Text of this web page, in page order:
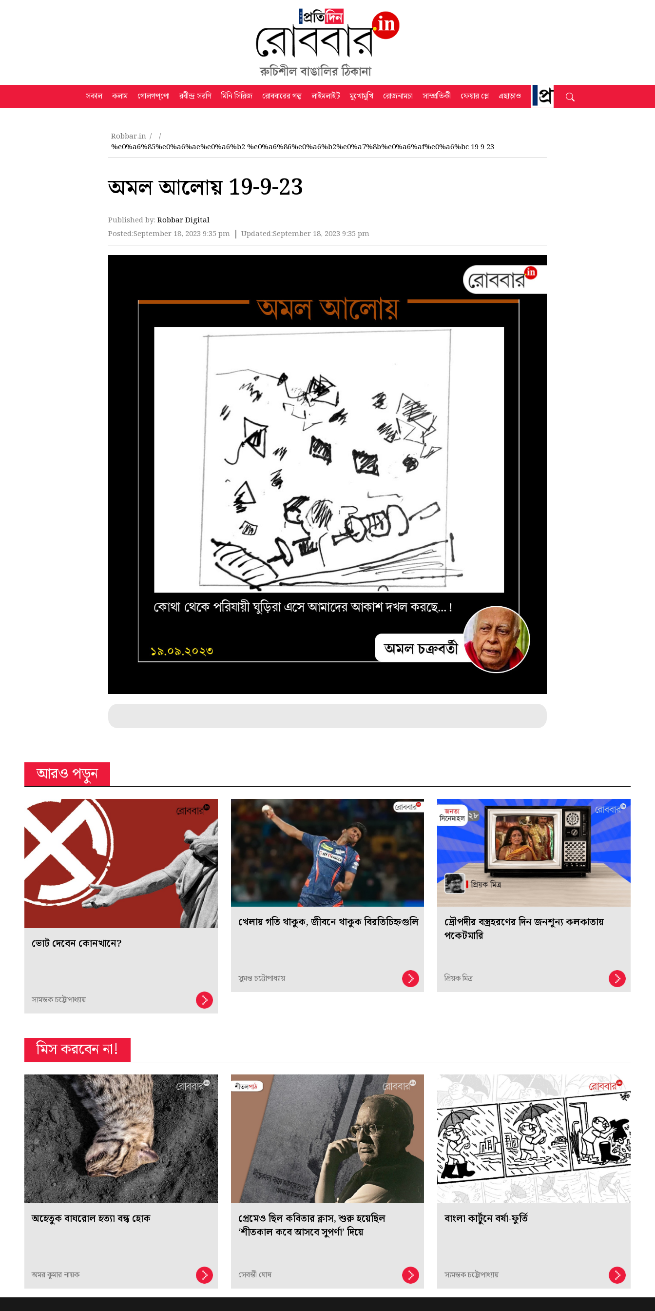
সকাল কলাম গোলগপ্‌পো রবীন্দ্র সরণি মিনি সিরিজ রোববারের গল্প লাইমলাইট মুখোমুখি রোজনামচা সাম্প্রতিকী ফেয়ার প্লে এছাড়াও
Robbar.in
%e0%a6%85%e0%a6%ae%e0%a6%b2 %e0%a6%86%e0%a6%b2%e0%a7%8b%e0%a6%af%e0%a6%bc 19 9 23
অমল আলোয় 19-9-23
Published by: Robbar Digital
Posted:September 18, 2023 9:35 pm Updated:September 18, 2023 9:35 pm
আরও পড়ুন
ভোট দেবেন কোনখানে?
স্যমন্তক চট্টোপাধ্যায়
খেলায় গতি থাকুক, জীবনে থাকুক বিরতিচিহ্নগুলি
সুমন্ত চট্টোপাধ্যায়
দ্রৌপদীর বস্ত্রহরণের দিন জনশূন্য কলকাতায়
পকেটমারি
প্রিয়ক মিত্র
মিস করবেন না!
অহেতুক বাঘরোল হত্যা বন্ধ হোক
অমর কুমার নায়ক
প্রেমেও ছিল কবিতার ক্লাস, শুরু হয়েছিল
‘শীতকাল কবে আসবে সুপর্ণা’ দিয়ে
সেবন্তী ঘোষ
বাংলা কার্টুনে বর্ষা-ফুর্তি
স্যমন্তক চট্টোপাধ্যায়